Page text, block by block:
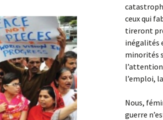
ceux qui
tireront
inégalités
minorités
l’emploi,
Nous,
guerre